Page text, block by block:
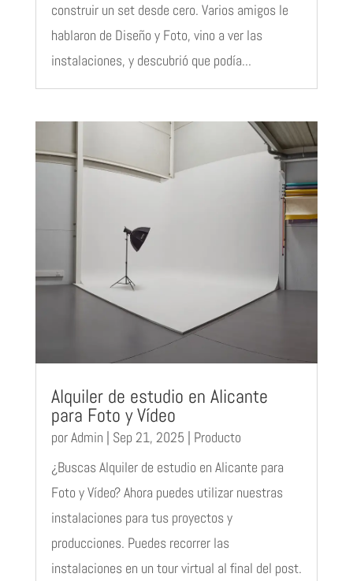
construir un set desde cero. Varios amigos le
hablaron de Diseño y Foto, vino a ver las
instalaciones, y descubrió que podía...
Alquiler de estudio en Alicante
para Foto y Vídeo
porAdmin | Sep 21, 2025 | Producto
¿Buscas Alquiler de estudio en Alicante para
Foto y Vídeo? Ahora puedes utilizar nuestras
instalaciones para tus proyectos y
producciones. Puedes recorrer las
instalaciones en un tour virtual al final del post.